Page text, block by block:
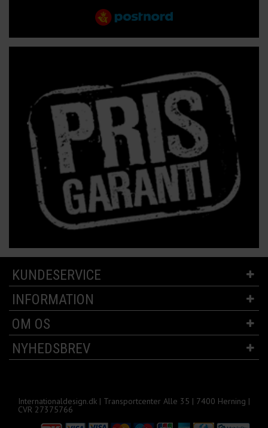
KUNDESERVICE
INFORMATION
OM OS
NYHEDSBREV
Internationaldesign.dk | Transportcenter Alle 35 | 7400 Herning |
CVR 27375766